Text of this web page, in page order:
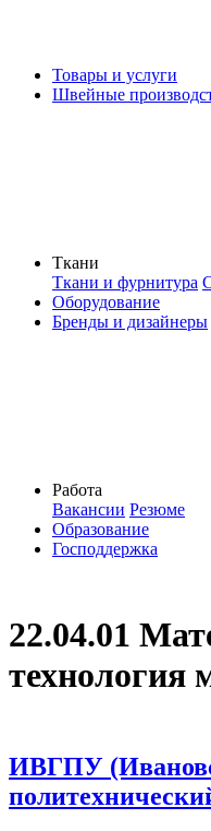
Товары и услуги
Швейные
Ткани
Ткани и фурнитура
Оборудование
Бренды и дизайнеры
Работа
Вакансии Резюме
Образование
Господдержка
22.04.01
технология
ИВГПУ